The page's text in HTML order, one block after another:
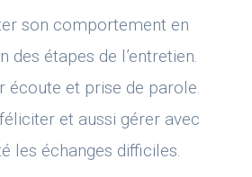
son comportement en
des étapes de l’entretien.
écoute et prise de parole.
et aussi gérer avec
les échanges difficiles.